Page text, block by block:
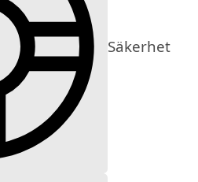
Säkerhet